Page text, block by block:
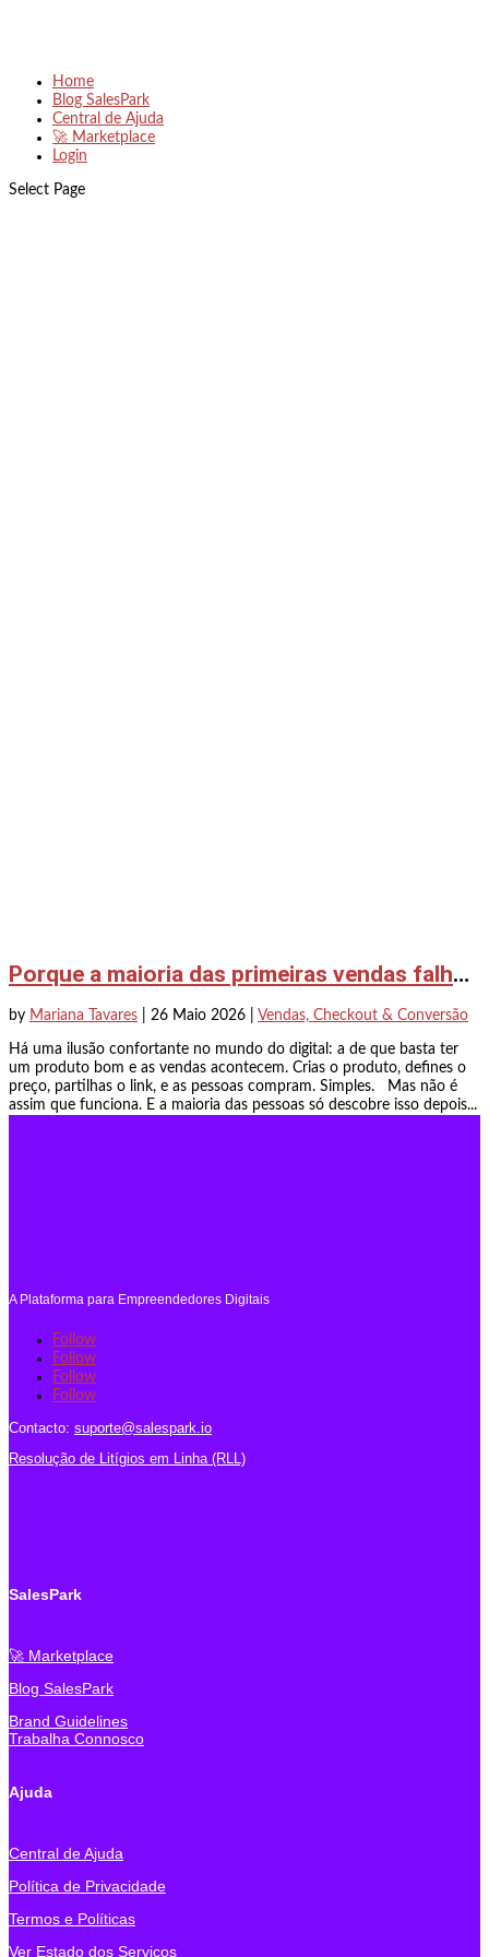
Home
Blog SalesPark
Central de Ajuda
🚀 Marketplace
Login
Select Page
Porque a maioria das primeiras vendas falha no checkout (e como evitar)
by Mariana Tavares 26 Maio 2026 Vendas, Checkout & Conversão
Há uma ilusão confortante no mundo do digital: a de que basta ter
um produto bom e as vendas acontecem. Crias o produto, defines o
preço, partilhas o link, e as pessoas compram. Simples. Mas não é
assim que funciona. E a maioria das pessoas só descobre isso depois...
A Plataforma para Empreendedores Digitais
Follow
Follow
Follow
Follow
Contacto: suporte@salespark.io
Resolução de Litígios em Linha (RLL)
SalesPark
🚀 Marketplace
Blog SalesPark
Brand Guidelines
Trabalha Connosco
Ajuda
Central de Ajuda
Política de Privacidade
Termos e Políticas
Ver Estado dos Serviços